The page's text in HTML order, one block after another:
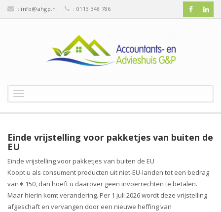
: info@ahgp.nl : 0113 348 786
o
g
l
a
v
i
g
a
Einde vrijstelling voor pakketjes van buiten de
EU
Einde vrijstelling voor pakketjes van buiten de EU
Koopt u als consument producten uit niet-EU-landen tot een bedrag
van € 150, dan hoeft u daarover geen invoerrechten te betalen.
Maar hierin komt verandering. Per 1 juli 2026 wordt deze vrijstelling
afgeschaft en vervangen door een nieuwe heffing van